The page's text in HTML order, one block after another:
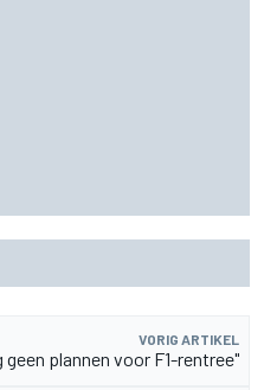
VORIG ARTIKEL
plannen voor F1-rentree"